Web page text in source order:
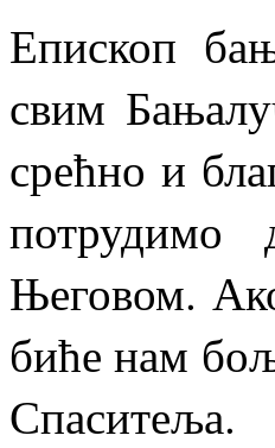
Епископ
свим
срећно и
потрудимо
Његовом.
биће нам
Спаситеља.